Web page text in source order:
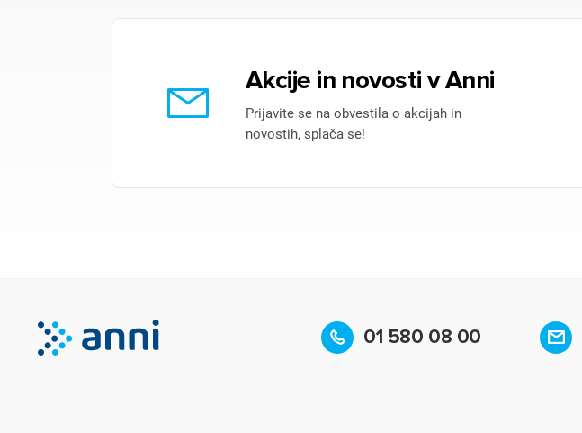
Akcije in novosti v Anni
Prijavite se na obvestila o akcijah in
novostih, splača se!
01 580 08 00